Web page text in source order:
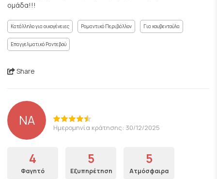
ομάδα!!!
Κατάλληλο για οικογένειες Ρομαντικό Περιβάλλον Για κουβεντούλα
Επαγγελματικό Ραντεβού
Share
NA Ημερομηνία κράτησης: 30/12/2025
4
Φαγητό
5
Εξυπηρέτηση
5
Ατμόσφαιρα